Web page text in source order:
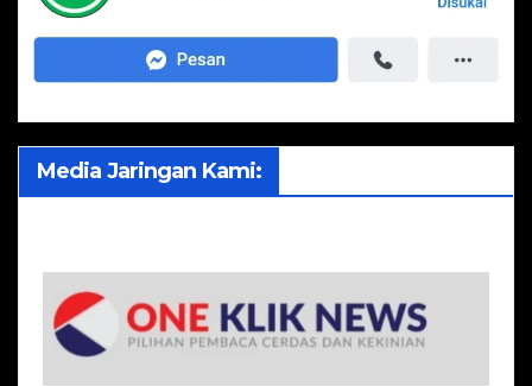
Media Jaringan Kami: